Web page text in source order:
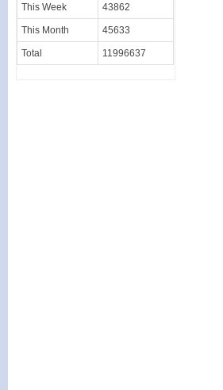
This Week 43862
This Month 45633
Total 11996637